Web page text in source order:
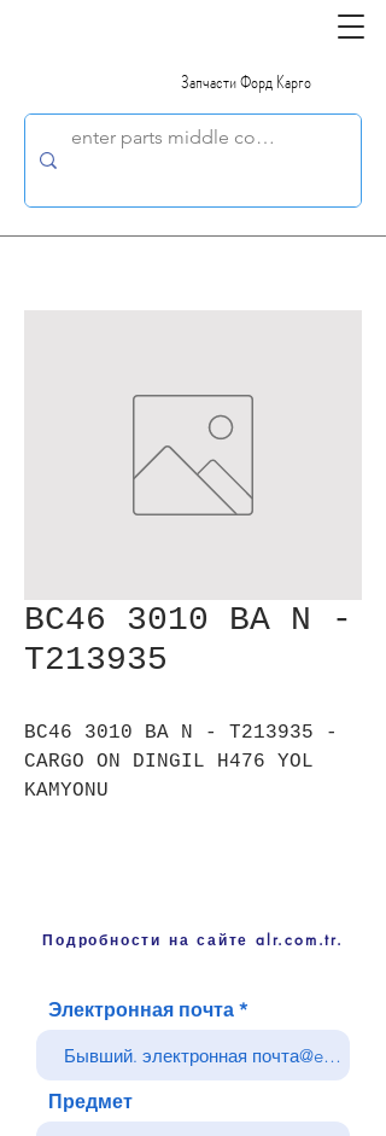
Запчасти Форд Карго
BC46 3010 BA N -
T213935
BC46 3010 BA N - T213935 -
CARGO ON DINGIL H476 YOL
KAMYONU
Подробности на сайте alr.com.tr.
Электронная почта
Предмет